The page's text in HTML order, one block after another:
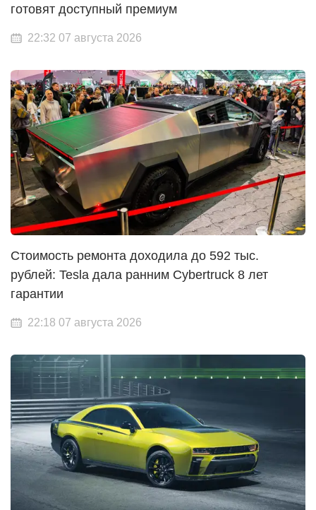
готовят доступный премиум
22:32 07 августа 2026
Стоимость ремонта доходила до 592 тыс.
рублей: Tesla дала ранним Cybertruck 8 лет
гарантии
22:18 07 августа 2026